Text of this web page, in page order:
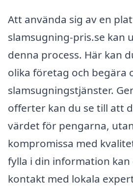
Att använda sig av en
slamsugning-pris.se kan
denna process. Här kan
olika företag och begära
slamsugningstjänster.
offerter kan du se till att
värdet för pengarna,
kompromissa med
fylla i din information kan
kontakt med lokala